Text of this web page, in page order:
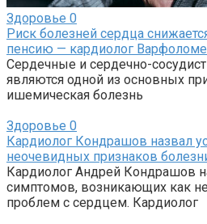
Здоровье 0
Риск болезней сердца
пенсию — кардиолог
Сердечные и сердечно-
являются одной из основных
ишемическая болезнь
Здоровье 0
Кардиолог Кондрашов назвал
неочевидных признаков
Кардиолог Андрей Кондрашов
симптомов, возникающих как
проблем с сердцем. Кардиолог